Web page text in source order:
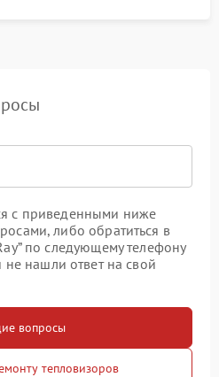
с приведенными ниже
либо обратиться в
по следующему телефону
не нашли ответ на свой
вопросы
тепловизоров